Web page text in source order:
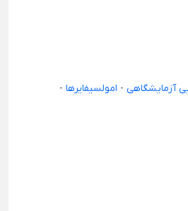
آزمایشگاهی - امولسیفایرها -